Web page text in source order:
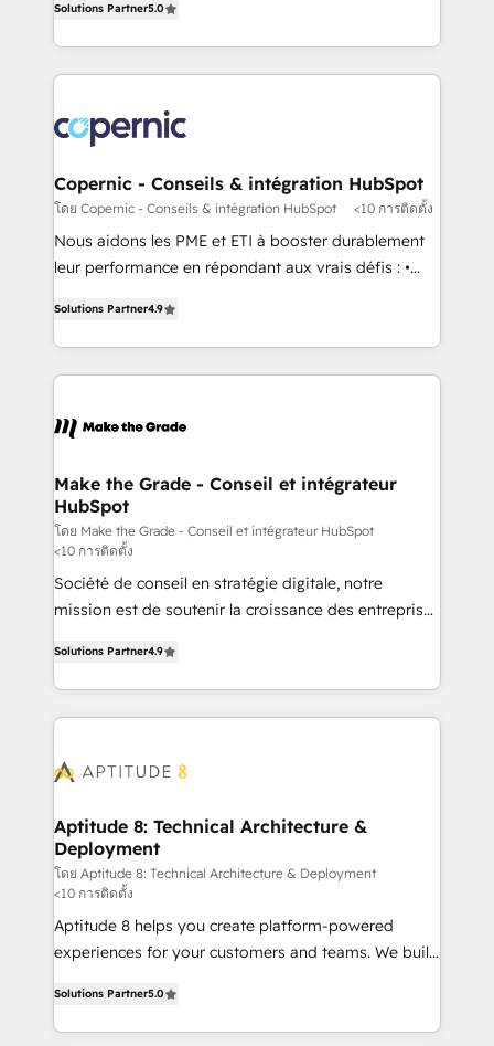
revenue process. Sales, marketing, and service wired
together. ➤ AI and Integrations: Layer Breeze AI,
rollouts, adoption coaching. Buying HubSpot,
switching to it, or reviving a stale portal? We are
revenue number. We do that by bridging the gap
where agencies fail: combining GTM strategy with
technical execution to solve the right problem at the
implement your CRM. We engineer revenue
outcomes for the GTM owner on HubSpot. We Build
Different Because We're Built Different: - Secure:
Soc2 compliant 🛡️ - Onboarding: Implementations
starting from $1,5k - Clay: Elite Studio Solutions
Partner 🤝 - Global: 75+ RPers across five continents
Elite HubSpot Partner 🪴 - CRM: More Sales Hub
implementations than any other Partner 💻 -
agency for a GTM engineer’s job. The choice is
Solutions Partner5.0
Copernic - Conseils & intégration HubSpot
โดย Copernic - Conseils & intégration HubSpot <10 การติดตั้ง
Nous aidons les PME et ETI à booster durablement
leur performance en répondant aux vrais défis : •
téléphonie, etc.) • Alignement des équipes grâce à un
outil et des données partagées • Amélioration de la
collecte et de l’analyse des données pour des
de la productivité des équipes Notre équipe de 30
avec un engagement total, alignant processus
métiers et technologie, et guidant vos équipes à
travers le changement, tout en centrant vos objectifs
d’entreprise. Grâce à une méthodologie éprouvée
auprès de plus de 400 clients, nous comprenons
rapidement vos enjeux et intégrons parfaitement
votre projet HubSpot, contactez notre équipe pour
un échange dédié.
Solutions Partner4.9
Make the Grade - Conseil et intégrateur
HubSpot
โดย Make the Grade - Conseil et intégrateur HubSpot
<10 การติดตั้ง
Société de conseil en stratégie digitale, notre
mission est de soutenir la croissance des entreprises
l'intégration CRM et le développement des revenus
auprès de vos comptes existants. En France et à
l'international, nous travaillons avec des ETI
delà d’une simple transformation digitale et des
➤ L’intégration de CRM et de méthodologie RevOps
pour aligner les équipes marketing, commerciales et
support client (data migration, synchronisation API,
audit et maintenance) ➤ La création de sites internet
de conversion qui transforment les visiteurs en
opportunités d'affaires ➤ La mise en place de
emailing) Informations clés : - 10 ans d'expérience -
Solutions Partner4.9
Aptitude 8: Technical Architecture &
Deployment
โดย Aptitude 8: Technical Architecture & Deployment
<10 การติดตั้ง
Aptitude 8 helps you create platform-powered
experiences for your customers and teams. We build
across your entire tech stack. Aptitude 8 is trusted
by top brands such as Lenovo, Bluetooth,
Solutions Partner5.0